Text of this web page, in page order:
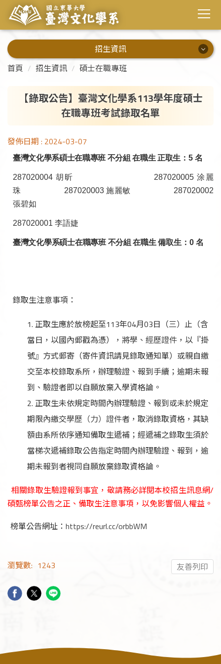
招生資訊
招生資訊
學士班
碩士班
首頁 招生資訊 碩士在職專班
【錄取公告】臺灣文化學系113學年度碩士
在職專班考試錄取名單
發佈日期 : 2024-03-07
臺灣文化學系碩士在職專班 不分組 在職生 正取生 ：5 名
287020004胡昕 287020005 涂麗
珠 287020003 施麗敏 287020002
張碧如
287020001 李語婕
臺灣文化學系碩士在職專班 不分組 在職生 備取生 ：0 名
錄取生注意事項：
正取生應於放榜起至113年04月03日（三）止（含
當日，以國內郵戳為憑），將學、經歷證件 ，以『掛
號』方式郵寄（寄件資訊請見錄取通知單）或親自繳
交至本校錄取系所，辦理驗證、報到手續；逾期未報
到、驗證者即以自願放棄入學資格論。
正取生未依規定時間內辦理驗證、報到或未於規定
期限內繳交學歷（力）證件者，取消錄取資格，其缺
額由系所依序通知備取生遞補；經遞補之錄取生須於
當梯次遞補錄取公告指定時間內辦理驗證、報到，逾
期未報到者視同自願放棄錄取資格論。
相關錄取生驗證報到事宜，敬請務必詳閱本校招生訊息網/
碩甄榜單公告之正、備取生注意事項，以免影響個人權益。
榜單公告網址： https://reurl.cc/orbbWM
瀏覽數: 1243 友善列印